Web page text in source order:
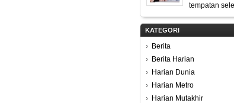
tempatan
KATEGORI
Berita
Berita Harian
Harian Dunia
Harian Metro
Harian Mutakhir